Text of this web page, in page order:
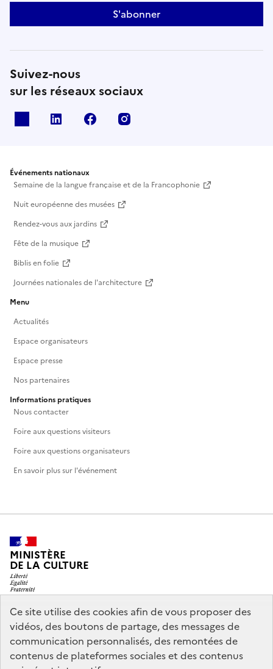
Ce site utilise des cookies afin de vous proposer des
vidéos, des boutons de partage, des messages de
communication personnalisés, des remontées de
contenus de plateformes sociales et des contenus
S'abonner
Suivez-nous
sur les réseaux sociaux
Linkedin Facebook
Événements nationaux
Semaine de la langue française et de la Francophonie
Nuit européenne des musées
Rendez-vous aux jardins
Fête de la musique
Biblis en folie
Journées nationales de l'architecture
Menu
Actualités
Espace organisateurs
Espace presse
Nos partenaires
Informations pratiques
Nous contacter
Foire aux questions visiteurs
Foire aux questions organisateurs
En savoir plus sur l'événement
MINISTÈRE
DE LA CULTURE
legifrance.gouv.fr
info.gouv.fr
service-public.gouv.fr
data.gouv.fr